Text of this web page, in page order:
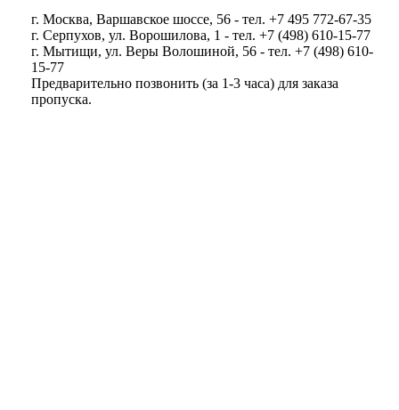
г. Москва, Варшавское шоссе, 56 - тел. +7 495 772-67-35
г. Серпухов, ул. Ворошилова, 1 - тел. +7 (498) 610-15-77
г. Мытищи, ул. Веры Волошиной, 56 - тел. +7 (498) 610-
15-77
Предварительно позвонить (за 1-3 часа) для заказа
пропуска.